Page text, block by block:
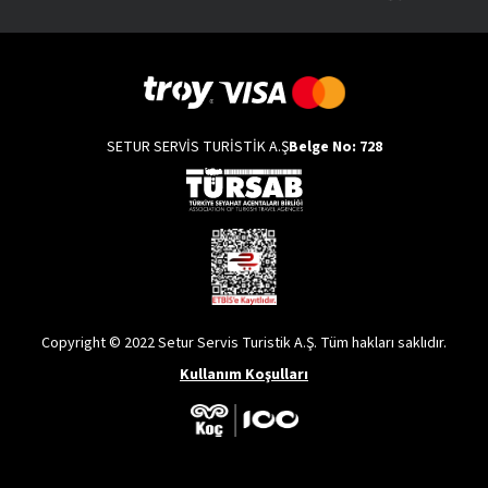
Tesisin spa merkezinde çeşitlimasajlar ve çamur terapisi
boyun ve bel fıtıklarının yarattığı olumsuz etkilerin giderilmesi için
tercih edilebilir. Siz de İkbal Thermal Hotel & Spa’da konaklayarak
hissedebilirsiniz.
İkbal Thermal Hotel & Spa Ulaşımı Nasıldır?
, önemli noktalara yakın konumları sayesindeTürkiye’nin
dört bir yanından ziyaretçi ağırlar. İkbal Thermal Hotel & Spa, 115.00
metrekarelik bir alan içerisinde yer alır. Dörtyol Mahallesi mevkinde
yer alan İkbal Thermal Hotel & Spa,otogara 7 km mesafededir.
uzaklıkta yer alır.
İkbal Thermal Hotel & Spa Hangi Zamanlarda
SETUR SERVİS TURİSTİK A.ŞBelge No: 728
Copyright © 2022 Setur Servis Turistik A.Ş. Tüm hakları saklıdır.
Kullanım Koşulları